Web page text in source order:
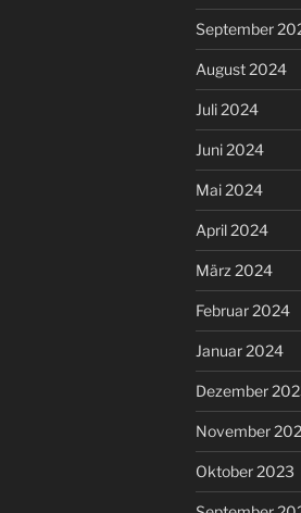
September
August 2024
Juli 2024
Juni 2024
Mai 2024
April 2024
März 2024
Februar 2024
Januar 2024
Dezember
November
Oktober 2023